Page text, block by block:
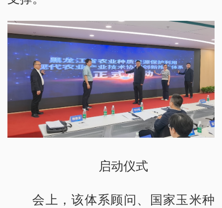
启动仪式
会上，该体系顾问、国家玉米种